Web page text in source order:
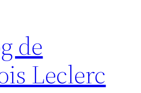
de
Leclerc